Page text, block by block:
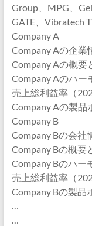
Group、MPG、
GATE、Vibratech
Company A
Company Aの企業
Company Aの概要
Company Aのハー
売上総利益率（
Company Aの製品
Company B
Company Bの会社
Company Bの概要
Company Bのハー
売上総利益率（
Company Bの製品
…
…